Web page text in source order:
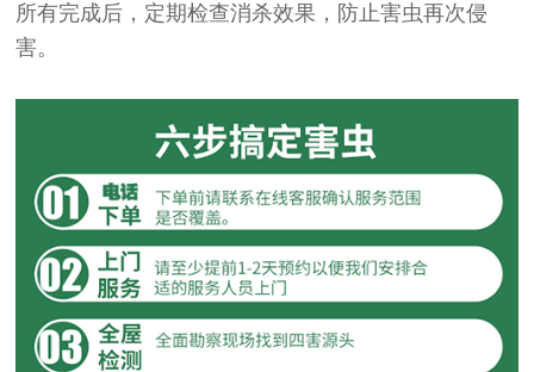
所有完成后，定期检查消杀效果，防止害虫再次侵
害。